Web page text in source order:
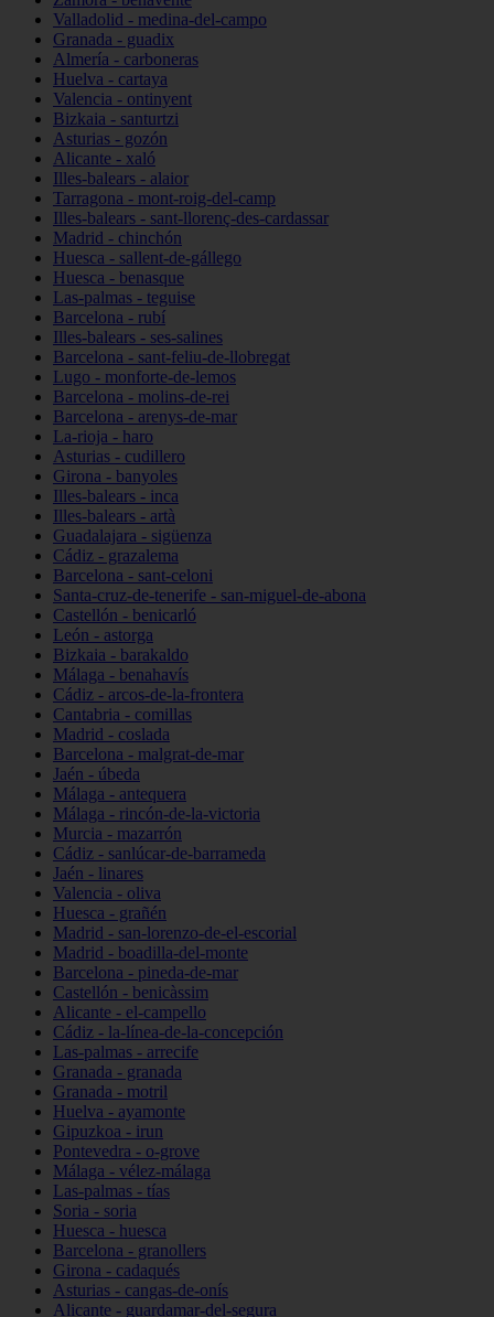
Valladolid - medina-del-campo
Granada - guadix
Almería - carboneras
Huelva - cartaya
Valencia - ontinyent
Bizkaia - santurtzi
Asturias - gozón
Alicante - xaló
Illes-balears - alaior
Tarragona - mont-roig-del-camp
Illes-balears - sant-llorenç-des-cardassar
Madrid - chinchón
Huesca - sallent-de-gállego
Huesca - benasque
Las-palmas - teguise
Barcelona - rubí
Illes-balears - ses-salines
Barcelona - sant-feliu-de-llobregat
Lugo - monforte-de-lemos
Barcelona - molins-de-rei
Barcelona - arenys-de-mar
La-rioja - haro
Asturias - cudillero
Girona - banyoles
Illes-balears - inca
Illes-balears - artà
Guadalajara - sigüenza
Cádiz - grazalema
Barcelona - sant-celoni
Santa-cruz-de-tenerife - san-miguel-de-abona
Castellón - benicarló
León - astorga
Bizkaia - barakaldo
Málaga - benahavís
Cádiz - arcos-de-la-frontera
Cantabria - comillas
Madrid - coslada
Barcelona - malgrat-de-mar
Jaén - úbeda
Málaga - antequera
Málaga - rincón-de-la-victoria
Murcia - mazarrón
Cádiz - sanlúcar-de-barrameda
Jaén - linares
Valencia - oliva
Huesca - grañén
Madrid - san-lorenzo-de-el-escorial
Madrid - boadilla-del-monte
Barcelona - pineda-de-mar
Castellón - benicàssim
Alicante - el-campello
Cádiz - la-línea-de-la-concepción
Las-palmas - arrecife
Granada - granada
Granada - motril
Huelva - ayamonte
Gipuzkoa - irun
Pontevedra - o-grove
Málaga - vélez-málaga
Las-palmas - tías
Soria - soria
Huesca - huesca
Barcelona - granollers
Girona - cadaqués
Asturias - cangas-de-onís
Alicante - guardamar-del-segura